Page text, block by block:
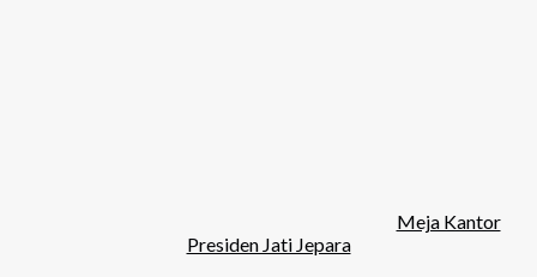
Meja Kantor
Presiden Jati Jepara